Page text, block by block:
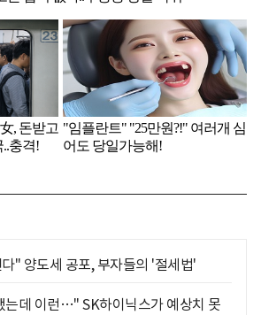
" 양도세 공포, 부자들의 '절세법'
는데 이런…" SK하이닉스가 예상치 못